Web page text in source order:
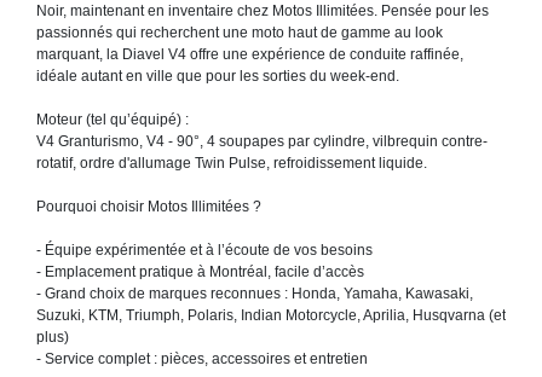
Noir, maintenant en inventaire chez Motos Illimitées. Pensée pour les
passionnés qui recherchent une moto haut de gamme au look
marquant, la Diavel V4 offre une expérience de conduite raffinée,
idéale autant en ville que pour les sorties du week-end.
Moteur (tel qu’équipé) :
V4 Granturismo, V4 - 90°, 4 soupapes par cylindre, vilbrequin contre-
rotatif, ordre d'allumage Twin Pulse, refroidissement liquide.
Pourquoi choisir Motos Illimitées ?
- Équipe expérimentée et à l’écoute de vos besoins
- Emplacement pratique à Montréal, facile d’accès
- Grand choix de marques reconnues : Honda, Yamaha, Kawasaki,
Suzuki, KTM, Triumph, Polaris, Indian Motorcycle, Aprilia, Husqvarna (et
plus)
- Service complet : pièces, accessoires et entretien